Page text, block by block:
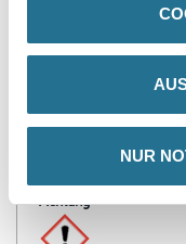
NUR
Werkstoff-, Umluft-
30 °CDie relative
Die
Taupunkttemperatur
Achtung